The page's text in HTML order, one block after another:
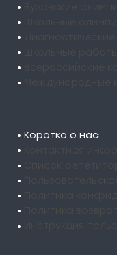
•
•
•
•
•
•
• Коротко о нас
•
•
•
•
•
•